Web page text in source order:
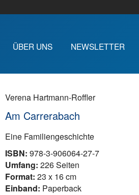
ÜBER UNS NEWSLETTER
Verena Hartmann-Roffler
Am Carrerabach
Eine Familiengeschichte
ISBN: 978-3-906064-27-7
Umfang: 226 Seiten
Format: 23 x 16 cm
Einband: Paperback